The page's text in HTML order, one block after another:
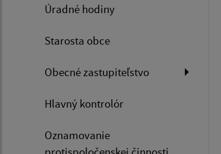
Úradné hodiny
Starosta obce
Obecné zastupiteľstvo
Hlavný kontrolór
Oznamovanie